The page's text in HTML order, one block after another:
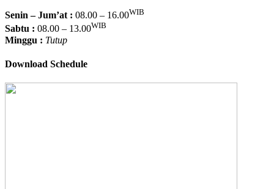
Senin – Jum’at : 08.00 – 16.00WIB
Sabtu : 08.00 – 13.00WIB
Minggu : Tutup
Download Schedule